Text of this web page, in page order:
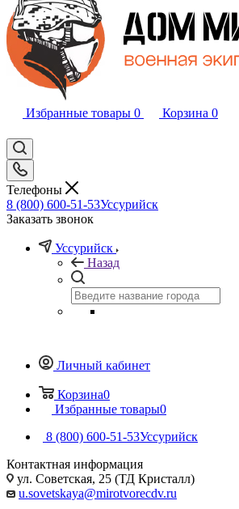
Избранные товары 0 Корзина 0
Телефоны
8 (800) 600-51-53Уссурийск
Заказать звонок
Уссурийск
Назад
Личный кабинет
Корзина0
Избранные товары0
8 (800) 600-51-53Уссурийск
Контактная информация
ул. Советская, 25 (ТД Кристалл)
u.sovetskaya@mirotvorecdv.ru